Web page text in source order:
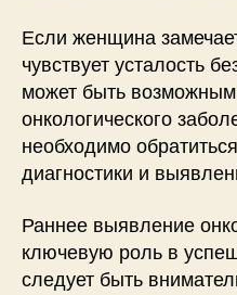
Если женщина
чувствует усталость
может быть
онкологического
необходимо
диагностики и
Раннее выявление
ключевую роль в
следует быть